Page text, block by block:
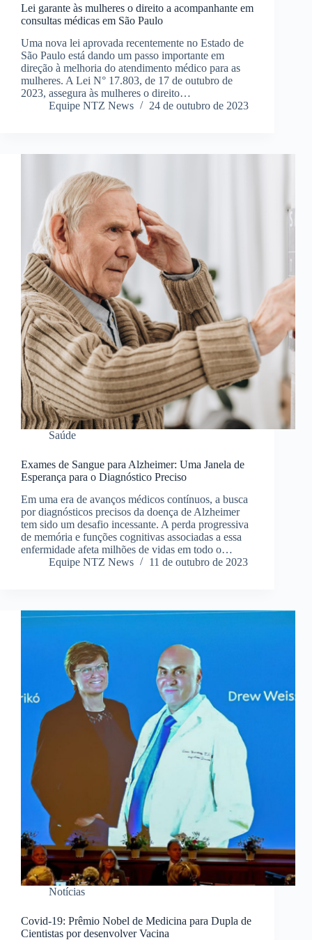
Lei garante às mulheres o direito a acompanhante em
consultas médicas em São Paulo
Uma nova lei aprovada recentemente no Estado de
São Paulo está dando um passo importante em
direção à melhoria do atendimento médico para as
mulheres. A Lei N° 17.803, de 17 de outubro de
2023, assegura às mulheres o direito…
Equipe NTZ News
24 de outubro de 2023
Saúde
Exames de Sangue para Alzheimer: Uma Janela de
Esperança para o Diagnóstico Preciso
Em uma era de avanços médicos contínuos, a busca
por diagnósticos precisos da doença de Alzheimer
tem sido um desafio incessante. A perda progressiva
de memória e funções cognitivas associadas a essa
enfermidade afeta milhões de vidas em todo o…
Equipe NTZ News
11 de outubro de 2023
Notícias
Covid-19: Prêmio Nobel de Medicina para Dupla de
Cientistas por desenvolver Vacina